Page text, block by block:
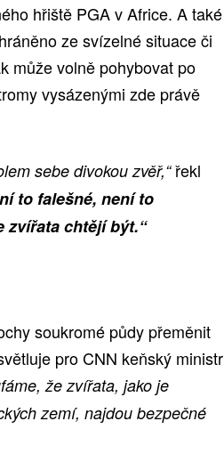
hřiště PGA v Africe. A také
ze svízelné situace či
může volně pohybovat po
vysázenými zde právě
sebe divokou zvěř,“řekl
to falešné, není to
chtějí být.“
soukromé půdy přeměnit
pro CNN keňský ministr
že zvířata, jako je
zemí, najdou bezpečné